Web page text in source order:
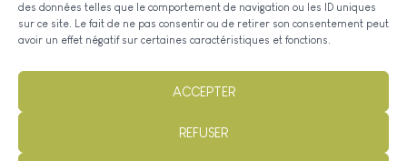
des données telles que le comportement de navigation ou les ID uniques
sur ce site. Le fait de ne pas consentir ou de retirer son consentement peut
avoir un effet négatif sur certaines caractéristiques et fonctions.
ACCEPTER
REFUSER